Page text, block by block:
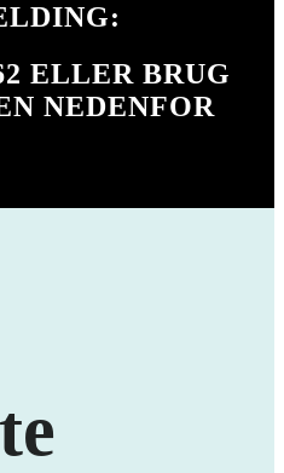
ELLER BRUG
NEDENFOR